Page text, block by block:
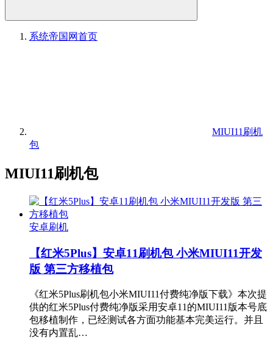
系统帝国网首页
MIUI11刷机
包
MIUI11刷机包
安卓刷机
【红米5Plus】安卓11刷机包 小米MIUI11开发
版 第三方移植包
《红米5Plus刷机包小米MIUI11付费纯净版下载》本次提
供的红米5Plus付费纯净版采用安卓11的MIUI11版本号底
包移植制作，已经测试各方面功能基本完美运行。并且
没有内置乱…